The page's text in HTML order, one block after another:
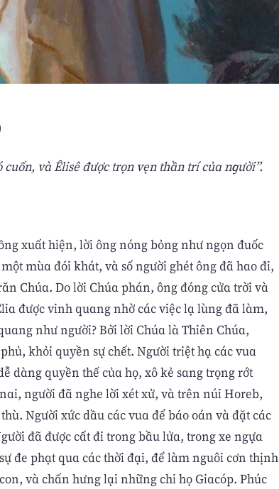
và Êlisê được trọn vẹn thần trí của người”.
xuất hiện, lời ông nóng bỏng như ngọn đuốc
mùa đói khát, và số người ghét ông đã hao đi,
Chúa. Do lời Chúa phán, ông đóng cửa trời và
được vinh quang nhờ các việc lạ lùng đã làm,
như người? Bởi lời Chúa là Thiên Chúa,
khỏi quyền sự chết. Người triệt hạ các vua
dàng quyền thế của họ, xô kẻ sang trọng rớt
người đã nghe lời xét xử, và trên núi Horeb,
Người xức dầu các vua để báo oán và đặt các
đã được cất đi trong bầu lửa, trong xe ngựa
đe phạt qua các thời đại, để làm nguôi cơn thịnh
và chấn hưng lại những chi họ Giacóp. Phúc